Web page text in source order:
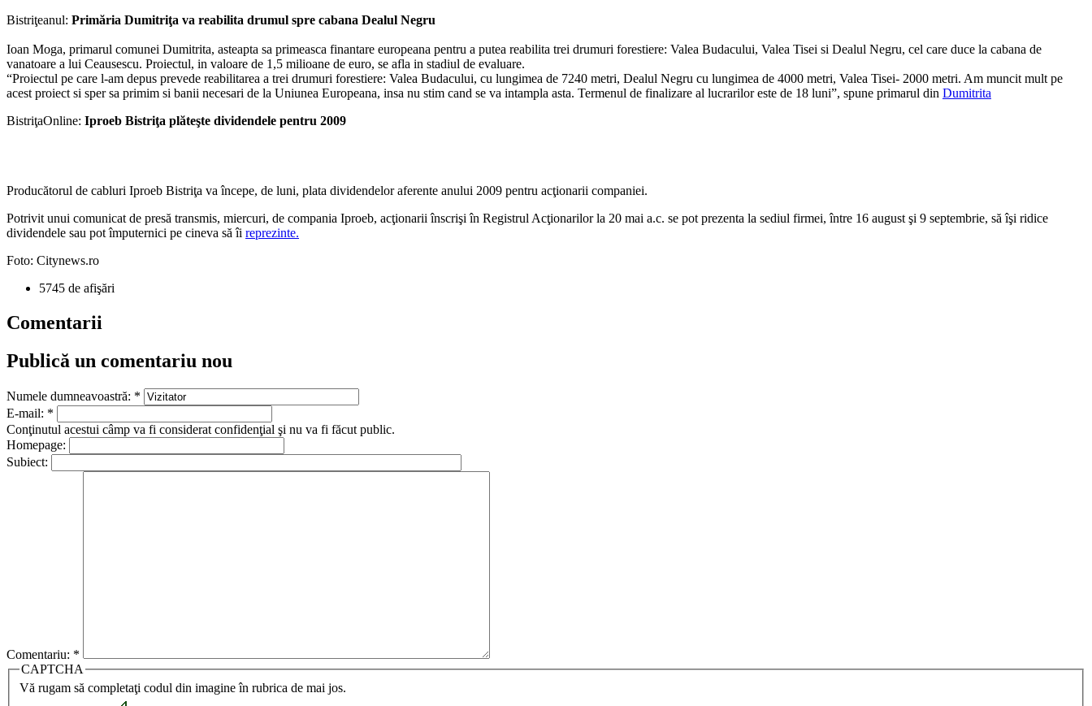
Bistriţeanul: Primăria Dumitriţa va reabilita drumul spre cabana Dealul Negru
Ioan Moga, primarul comunei Dumitrita, asteapta sa primeasca finantare europeana pentru a putea reabilita trei drumuri forestiere: Valea Budacului, Valea Tisei si Dealul Negru, cel care duce la cabana de
vanatoare a lui Ceausescu. Proiectul, in valoare de 1,5 milioane de euro, se afla in stadiul de evaluare.
“Proiectul pe care l-am depus prevede reabilitarea a trei drumuri forestiere: Valea Budacului, cu lungimea de 7240 metri, Dealul Negru cu lungimea de 4000 metri, Valea Tisei- 2000 metri. Am muncit mult pe
acest proiect si sper sa primim si banii necesari de la Uniunea Europeana, insa nu stim cand se va intampla asta. Termenul de finalizare al lucrarilor este de 18 luni”, spune primarul din Dumitrita
BistriţaOnline: Iproeb Bistriţa plăteşte dividendele pentru 2009
Producătorul de cabluri Iproeb Bistriţa va începe, de luni, plata dividendelor aferente anului 2009 pentru acţionarii companiei.
Potrivit unui comunicat de presă transmis, miercuri, de compania Iproeb, acţionarii înscrişi în Registrul Acţionarilor la 20 mai a.c. se pot prezenta la sediul firmei, între 16 august şi 9 septembrie, să îşi ridice
dividendele sau pot împuternici pe cineva să îi reprezinte.
Foto: Citynews.ro
5745 de afişări
Comentarii
Publică un comentariu nou
Numele dumneavoastră: *
E-mail: *
Conţinutul acestui câmp va fi considerat confidenţial şi nu va fi făcut public.
Homepage:
Subiect:
Comentariu: *
CAPTCHA
Vă rugam să completaţi codul din imagine în rubrica de mai jos.